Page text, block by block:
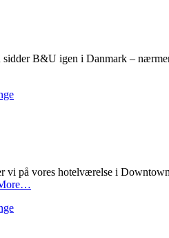
B&U igen i Danmark –
vi på vores hotelværelse i